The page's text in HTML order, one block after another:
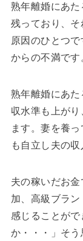
熟年離婚にあ
残っており、
原因のひとつ
からの不満です
熟年離婚にあ
収水準も上が
ます。妻を養
も自立し夫の
夫の稼いだお
加、高級ブラ
感じることが
か・・・」そう